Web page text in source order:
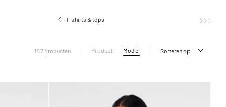
T-shirts & tops
147 producten Product Model Sorteren op